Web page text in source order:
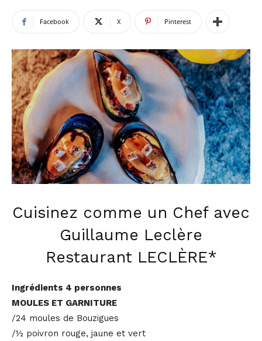
Facebook X Pinterest
Cuisinez comme un Chef avec
Guillaume Leclère
Restaurant LECLÈRE*
Ingrédients 4 personnes
MOULES ET GARNITURE
/24 moules de Bouzigues
/½ poivron rouge, jaune et vert